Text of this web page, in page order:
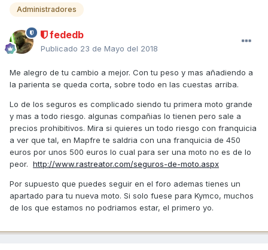
Administradores
fededb
Publicado 23 de Mayo del 2018
Me alegro de tu cambio a mejor. Con tu peso y mas añadiendo a
la parienta se queda corta, sobre todo en las cuestas arriba.
Lo de los seguros es complicado siendo tu primera moto grande
y mas a todo riesgo. algunas compañias lo tienen pero sale a
precios prohibitivos. Mira si quieres un todo riesgo con franquicia
a ver que tal, en Mapfre te saldria con una franquicia de 450
euros por unos 500 euros lo cual para ser una moto no es de lo
peor. http://www.rastreator.com/seguros-de-moto.aspx
Por supuesto que puedes seguir en el foro ademas tienes un
apartado para tu nueva moto. Si solo fuese para Kymco, muchos
de los que estamos no podriamos estar, el primero yo.